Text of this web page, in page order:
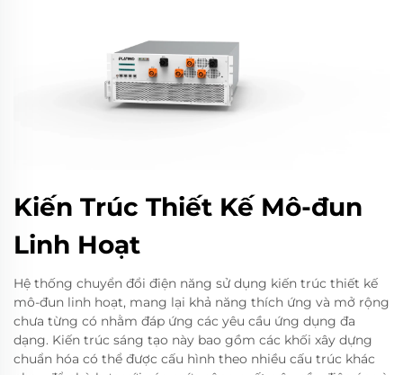
Kiến Trúc Thiết Kế Mô-đun
Linh Hoạt
Hệ thống chuyển đổi điện năng sử dụng kiến trúc thiết kế
mô-đun linh hoạt, mang lại khả năng thích ứng và mở rộng
chưa từng có nhằm đáp ứng các yêu cầu ứng dụng đa
dạng. Kiến trúc sáng tạo này bao gồm các khối xây dựng
chuẩn hóa có thể được cấu hình theo nhiều cấu trúc khác